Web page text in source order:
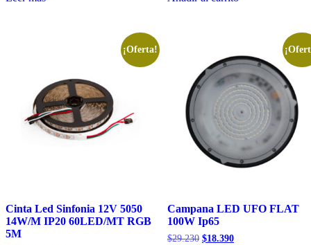
era:
era:
es:
¡Oferta!
Cinta Led Sinfonia 12V 5050
14W/M IP20 60LED/MT RGB
5M
Campana LED UFO FLAT
100W Ip65
$29.230 El
$18.390El